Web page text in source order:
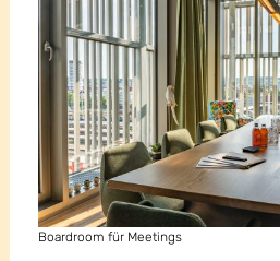
Boardroom für Meetings